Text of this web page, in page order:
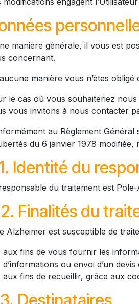
manière générale, il vous est
concernant.
manière vous n’êtes
le cas où vous souhaiteriez
vous invitons à nous contacter
au Règlement
du 6 janvier 1978
Identité du
du traitement est
Finalités du
Alzheimer est susceptible de
aux fins de vous fournir les
d’informations ou envoi d’un
aux fins de recueillir, grâce aux